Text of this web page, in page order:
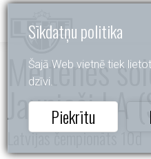
Sīkdatņu politika
Šajā Web vietnē tiek
dzīvi.
Piekrītu
Meitenes
Jaunieši LA
Latvijas čempionāts 10d